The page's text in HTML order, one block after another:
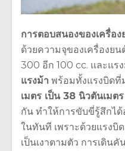
การตอบสนองของเครื่อง
ด้วยความจุของเครื่องย
300 อีก 100 cc. และแร
แรงม้า พร้อมทั้งแรงบิดที่
เมตร เป็น 38 นิวตันเมตร
กัน ทำให้การขับขี่รู้สึกได้
ในทันที เพราะด้วยแรง
เป็นเงาตามตัว การเดิน